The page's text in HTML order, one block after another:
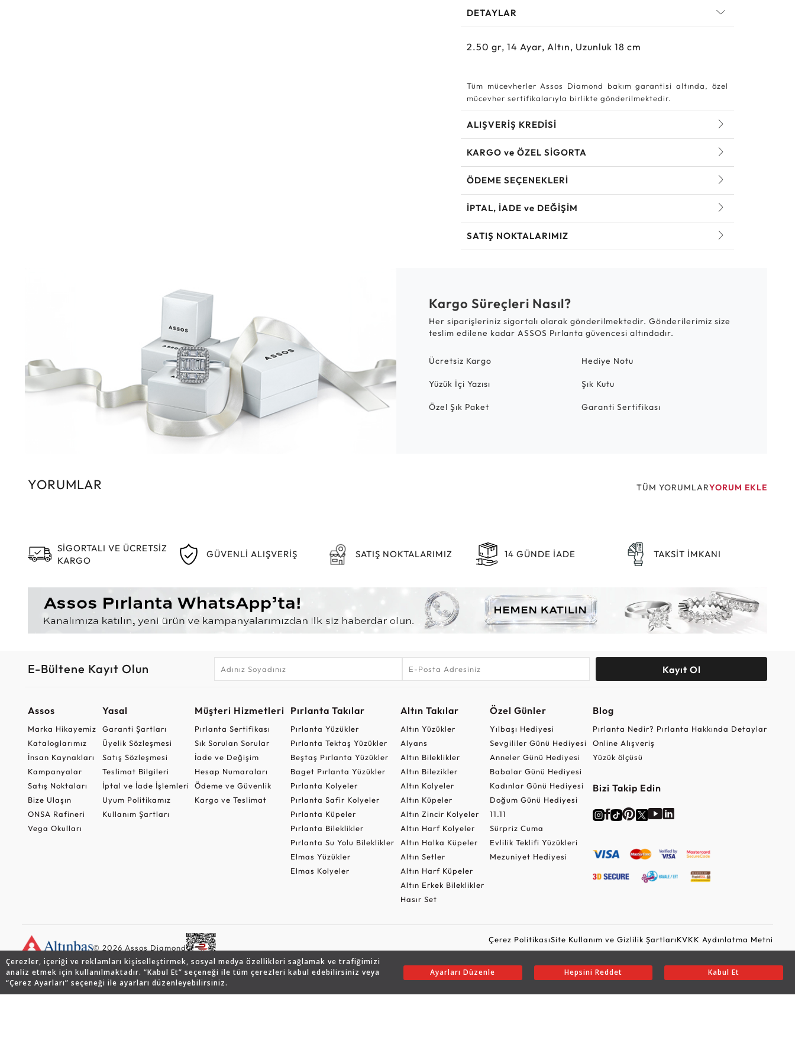
Çerezler, içeriği ve reklamları kişiselleştirmek, sosyal medya özellikleri sağlamak ve trafiğimizi
analiz etmek için kullanılmaktadır. “Kabul Et” seçeneği ile tüm çerezleri kabul edebilirsiniz veya
“Çerez Ayarları” seçeneği ile ayarları düzenleyebilirsiniz.
Ayarları Düzenle Hepsini Reddet Kabul Et
DETAYLAR
2.50gr,14Ayar, Altın, Uzunluk 18 cm
Tüm mücevherler Assos Diamond bakım garantisi altında, özel
mücevher sertifikalarıyla birlikte gönderilmektedir.
ALIŞVERİŞ KREDİSİ
KARGO ve ÖZEL SİGORTA
ÖDEME SEÇENEKLERİ
İPTAL, İADE ve DEĞİŞİM
SATIŞ NOKTALARIMIZ
Kargo Süreçleri Nasıl?
Her siparişleriniz sigortalı olarak gönderilmektedir. Gönderilerimiz size
teslim edilene kadar ASSOS Pırlanta güvencesi altındadır.
Ücretsiz Kargo Hediye Notu
Yüzük İçi Yazısı Şık Kutu
Özel Şık Paket Garanti Sertifikası
YORUMLAR TÜM YORUMLARYORUM EKLE
SİGORTALI VE ÜCRETSİZ
KARGO
GÜVENLİ ALIŞVERİŞ SATIŞ NOKTALARIMIZ 14 GÜNDE İADE TAKSİT İMKANI
E-Bültene Kayıt Olun Kayıt Ol
Assos
Marka Hikayemiz
Kataloglarımız
İnsan Kaynakları
Kampanyalar
Satış Noktaları
Bize Ulaşın
ONSA Rafineri
Vega Okulları
Yasal
Garanti Şartları
Üyelik Sözleşmesi
Satış Sözleşmesi
Teslimat Bilgileri
İptal ve İade İşlemleri
Uyum Politikamız
Kullanım Şartları
Müşteri Hizmetleri
Pırlanta Sertifikası
Sık Sorulan Sorular
İade ve Değişim
Hesap Numaraları
Ödeme ve Güvenlik
Kargo ve Teslimat
Pırlanta Takılar
Pırlanta Yüzükler
Pırlanta Tektaş Yüzükler
Beştaş Pırlanta Yüzükler
Baget Pırlanta Yüzükler
Pırlanta Kolyeler
Pırlanta Safir Kolyeler
Pırlanta Küpeler
Pırlanta Bileklikler
Pırlanta Su Yolu Bileklikler
Elmas Yüzükler
Elmas Kolyeler
Altın Takılar
Altın Yüzükler
Alyans
Altın Bileklikler
Altın Bilezikler
Altın Kolyeler
Altın Küpeler
Altın Zincir Kolyeler
Altın Harf Kolyeler
Altın Halka Küpeler
Altın Setler
Altın Harf Küpeler
Altın Erkek Bileklikler
Hasır Set
Özel Günler
Yılbaşı Hediyesi
Sevgililer Günü Hediyesi
Anneler Günü Hediyesi
Babalar Günü Hediyesi
Kadınlar Günü Hediyesi
Doğum Günü Hediyesi
11.11
Sürpriz Cuma
Evlilik Teklifi Yüzükleri
Mezuniyet Hediyesi
Blog
Pırlanta Nedir? Pırlanta Hakkında Detaylar
Online Alışveriş
Yüzük ölçüsü
Bizi Takip Edin
© 2026 Assos Diamond
Çerez PolitikasıSite Kullanım ve Gizlilik ŞartlarıKVKK Aydınlatma Metni